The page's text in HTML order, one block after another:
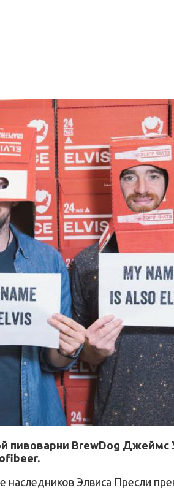
пивоварни BrewDog
Элвиса Пресли